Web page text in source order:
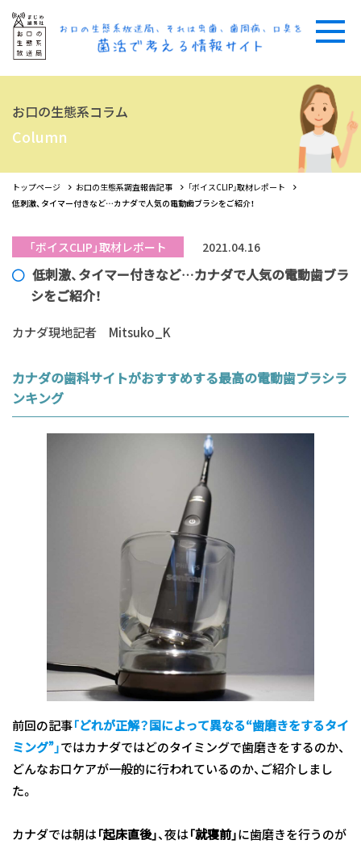
お口の生態系コラム
Column
トップページ お口の生態系調査報告記事
「ボイスCLIP」取材レポート
低刺激、タイマー付きなど…カナダで人気の電動歯ブラシをご紹介！
シをご紹介！
「ボイスCLIP」取材レポート 2021.04.16
カナダ現地記者 Mitsuko_K
カナダの歯科サイトがおすすめする最高の電動歯ブラシラ
ンキング
前回の記事「どれが正解？国によって異なる“歯磨きをするタイ
ミング”」ではカナダではどのタイミングで歯磨きをするのか、
どんなお口ケアが一般的に行われているのか、ご紹介しまし
た。
カナダでは朝は「起床直後」、夜は「就寝前」に歯磨きを行うのが